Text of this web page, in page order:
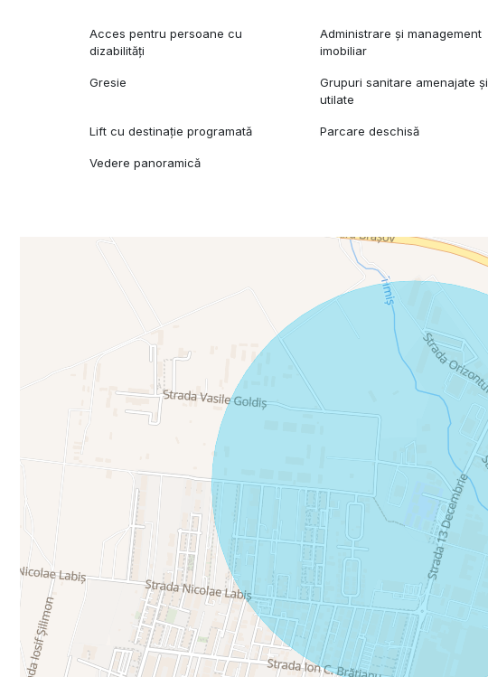
Acces pentru persoane cu
dizabilități
Administrare și management
imobiliar
Gresie
Grupuri sanitare amenajate și
utilate
Lift cu destinație programată Parcare deschisă
Vedere panoramică